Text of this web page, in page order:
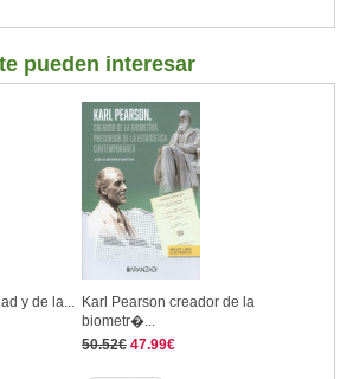
pueden interesar
y de la... Karl Pearson creador de la
biometr�...
50.52€ 47.99€